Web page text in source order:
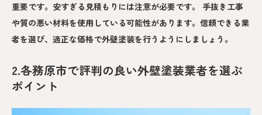
重要です。安すぎる見積もりには注意が必要です。 手抜き工事
や質の悪い材料を使用している可能性があります。信頼できる業
者を選び、適正な価格で外壁塗装を行うようにしましょう。
2.各務原市で評判の良い外壁塗装業者を選ぶ
ポイント